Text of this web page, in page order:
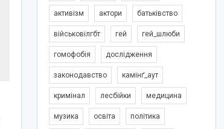
активізм актори батьківство
військовілгбт гей гей_шлюби
гомофобія дослідження
законодавство камінґ_аут
кримінал лесбійки медицина
музика освіта політика